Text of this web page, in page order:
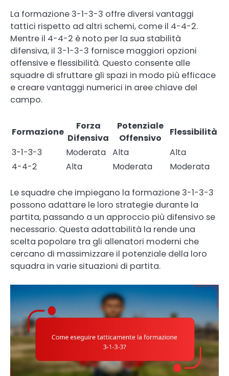
La formazione 3-1-3-3 offre diversi vantaggi
tattici rispetto ad altri schemi, come il 4-4-2.
Mentre il 4-4-2 è noto per la sua stabilità
difensiva, il 3-1-3-3 fornisce maggiori opzioni
offensive e flessibilità. Questo consente alle
squadre di sfruttare gli spazi in modo più efficace
e creare vantaggi numerici in aree chiave del
campo.
Formazione
Forza
Difensiva
Potenziale
Offensivo
Flessibilità
3-1-3-3
Moderata Alta
Alta
4-4-2
Alta Moderata Moderata
Le squadre che impiegano la formazione 3-1-3-3
possono adattare le loro strategie durante la
partita, passando a un approccio più difensivo se
necessario. Questa adattabilità la rende una
scelta popolare tra gli allenatori moderni che
cercano di massimizzare il potenziale della loro
squadra in varie situazioni di partita.